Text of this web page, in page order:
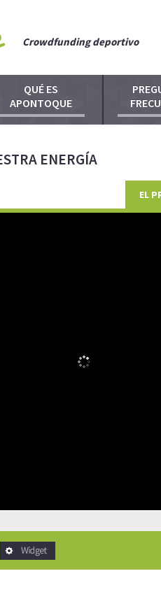
Crowdfunding deportivo
QUÉ ES
APONTOQUE
ENERGÍA
EL